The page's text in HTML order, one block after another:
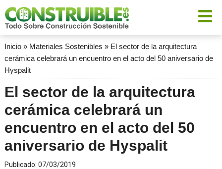
Inicio» Materiales Sostenibles » El sector de la arquitectura
cerámica celebrará un encuentro en el acto del 50 aniversario de
Hyspalit
El sector de la arquitectura
cerámica celebrará un
encuentro en el acto del 50
aniversario de Hyspalit
Publicado: 07/03/2019